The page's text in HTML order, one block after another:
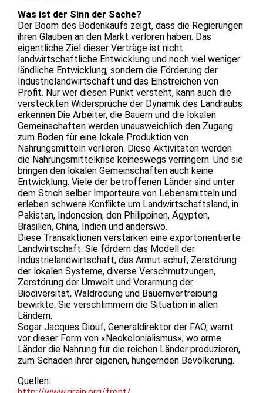
Was ist der Sinn der Sache?
Der Boom des Bodenkaufs zeigt, dass die Regierungen
ihren Glauben an den Markt verloren haben. Das
eigentliche Ziel dieser Verträge ist nicht
landwirtschaftliche Entwicklung und noch viel weniger
ländliche Entwicklung, sondern die Förderung der
Industrielandwirtschaft und das Einstreichen von
Profit. Nur wer diesen Punkt versteht, kann auch die
versteckten Widersprüche der Dynamik des Landraubs
erkennen.Die Arbeiter, die Bauern und die lokalen
Gemeinschaften werden unausweichlich den Zugang
zum Boden für eine lokale Produktion von
Nahrungsmitteln verlieren. Diese Aktivitäten werden
die Nahrungsmittelkrise keineswegs verringern. Und sie
bringen den lokalen Gemeinschaften auch keine
Entwicklung. Viele der betroffenen Länder sind unter
dem Strich selber Importeure von Lebensmitteln und
erleben schwere Konflikte um Landwirtschaftsland, in
Pakistan, Indonesien, den Philippinen, Ägypten,
Brasilien, China, Indien und anderswo.
Diese Transaktionen verstärken eine exportorientierte
Landwirtschaft. Sie fördern das Modell der
Industrielandwirtschaft, das Armut schuf, Zerstörung
der lokalen Systeme, diverse Verschmutzungen,
Zerstörung der Umwelt und Verarmung der
Biodiversität, Waldrodung und Bauernvertreibung
bewirkte. Sie verschlimmern die Situation in allen
Ländern.
Sogar Jacques Diouf, Generaldirektor der FAO, warnt
vor dieser Form von «Neokolonialismus», wo arme
Länder die Nahrung für die reichen Länder produzieren,
zum Schaden ihrer eigenen, hungernden Bevölkerung.
Quellen: